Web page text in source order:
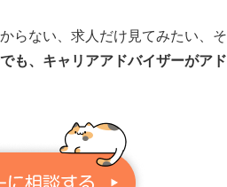
らない、求人だけ見てみたい、そ
も、キャリアアドバイザーがアド